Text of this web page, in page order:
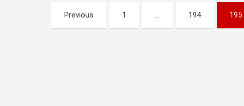
Pagination
Previous 1 … 194 195